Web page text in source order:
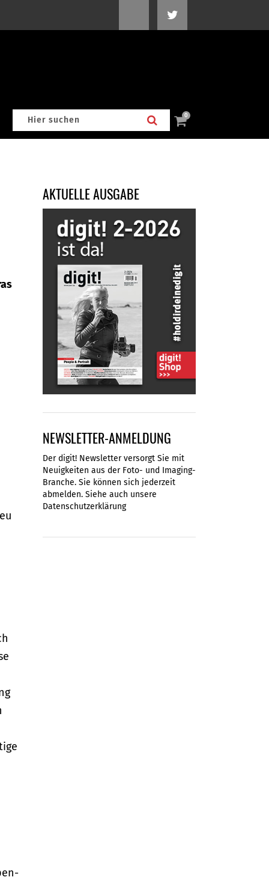
0
AKTUELLE AUSGABE
NEWSLETTER-ANMELDUNG
Der digit! Newsletter versorgt Sie mit
Neuigkeiten aus der Foto- und Imaging-
Branche. Sie können sich jederzeit
abmelden. Siehe auch unsere
Datenschutzerklärung